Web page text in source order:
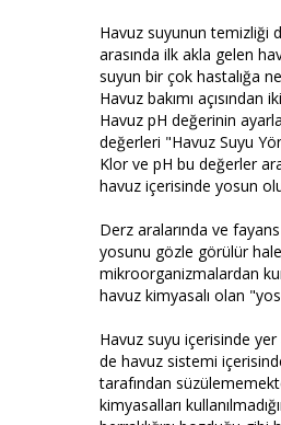
Havuz suyunun temizliği
arasında ilk akla gelen
suyun bir çok hastalığa
Havuz bakımı açısından
Havuz pH değerinin
değerleri "Havuz Suyu
Klor ve pH bu değerler
havuz içerisinde yosun
Derz aralarında ve
yosunu gözle görülür
mikroorganizmalardan
havuz kimyasalı olan
Havuz suyu içerisinde
de havuz sistemi
tarafından
kimyasalları